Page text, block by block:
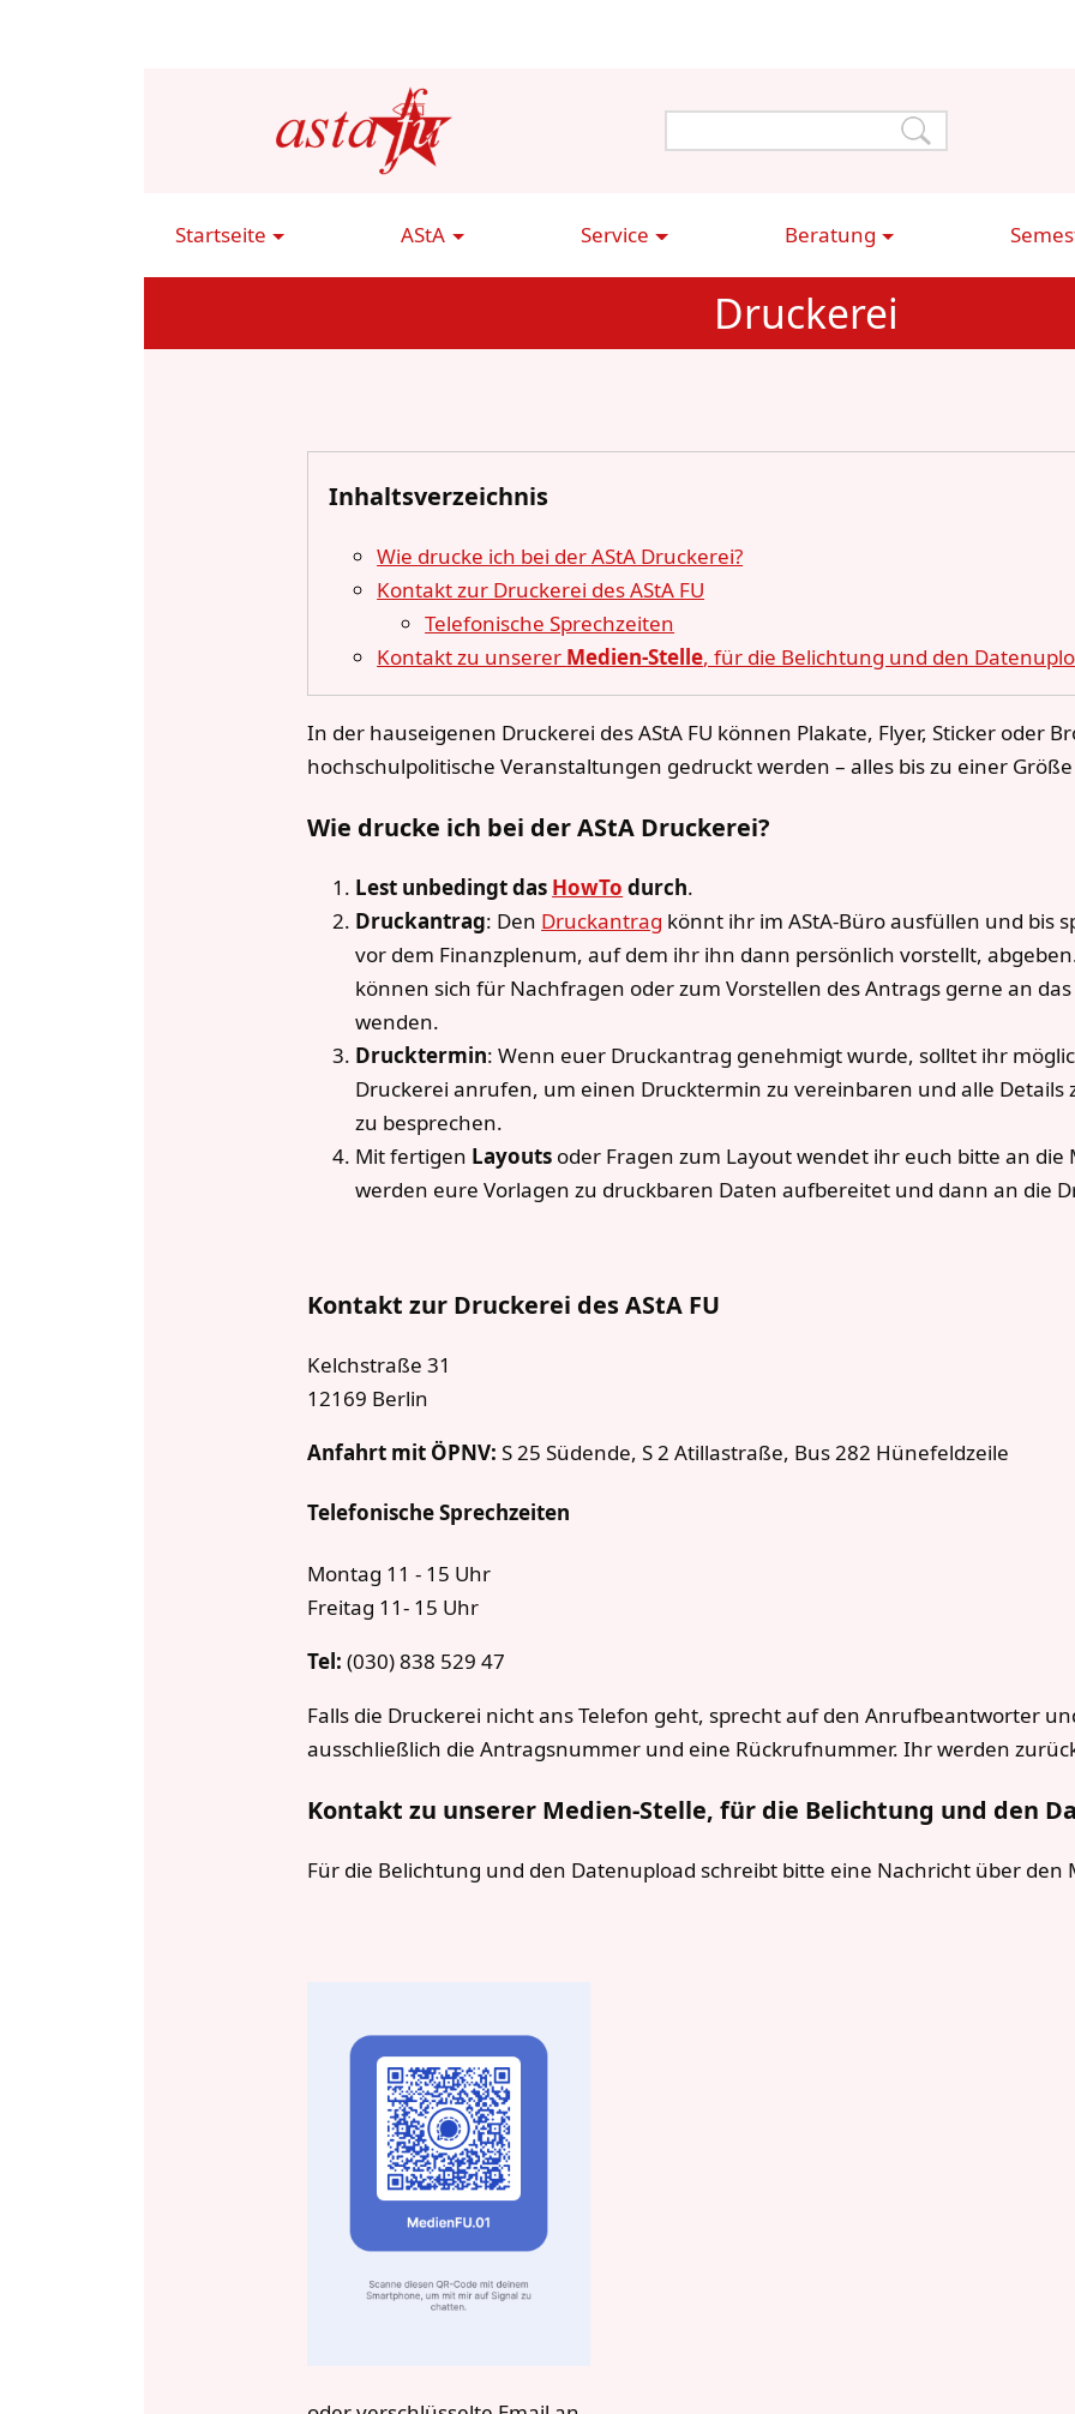
Main
Startseite AStA Service Beratung
Druckerei
Inhaltsverzeichnis
Wie drucke ich bei der AStA Druckerei?
Kontakt zur Druckerei des AStA FU
Telefonische Sprechzeiten
Kontakt zu unserer Medien-Stelle, für die Belichtung und den
In der hauseigenen Druckerei des AStA FU können Plakate, Flyer, Sticker oder
hochschulpolitische Veranstaltungen gedruckt werden – alles bis zu einer
Wie drucke ich bei der AStA Druckerei?
Lest unbedingt das HowTo durch.
Druckantrag: Den Druckantrag könnt ihr im AStA-Büro ausfüllen und bis
vor dem Finanzplenum, auf dem ihr ihn dann persönlich vorstellt,
können sich für Nachfragen oder zum Vorstellen des Antrags gerne an
wenden.
Drucktermin: Wenn euer Druckantrag genehmigt wurde, solltet ihr
Druckerei anrufen, um einen Drucktermin zu vereinbaren und alle Details
zu besprechen.
Mit fertigen Layouts oder Fragen zum Layout wendet ihr euch bitte an die
werden eure Vorlagen zu druckbaren Daten aufbereitet und dann an die
Kontakt zur Druckerei des AStA FU
Kelchstraße 31
12169 Berlin
Anfahrt mit ÖPNV: S 25 Südende, S 2 Atillastraße, Bus 282 Hünefeldzeile
Telefonische Sprechzeiten
Montag 11 - 15 Uhr
Freitag 11- 15 Uhr
Tel: (030) 838 529 47
Falls die Druckerei nicht ans Telefon geht, sprecht auf den Anrufbeantworter
ausschließlich die Antragsnummer und eine Rückrufnummer. Ihr werden
Kontakt zu unserer Medien-Stelle, für die Belichtung und den
Für die Belichtung und den Datenupload schreibt bitte eine Nachricht über den